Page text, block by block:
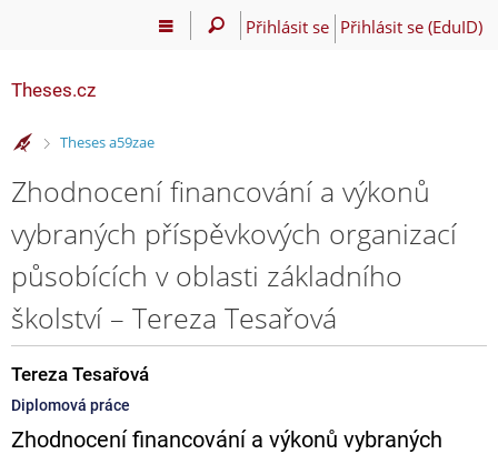
Přihlásit se Přihlásit se (EduID)
Theses.cz
>
Theses a59zae
Zhodnocení financování a výkonů
vybraných příspěvkových organizací
působících v oblasti základního
školství – Tereza Tesařová
Tereza Tesařová
Diplomová práce
Zhodnocení financování a výkonů vybraných